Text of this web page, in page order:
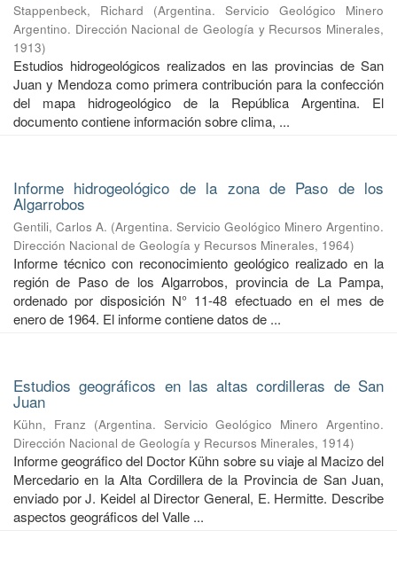
Stappenbeck, Richard (Argentina. Servicio Geológico Minero
Argentino. Dirección Nacional de Geología y Recursos Minerales,
1913)
Estudios hidrogeológicos realizados en las provincias de San
Juan y Mendoza como primera contribución para la confección
del mapa hidrogeológico de la República Argentina. El
documento contiene información sobre clima, ...
Informe hidrogeológico de la zona de Paso de los
Algarrobos
Gentili, Carlos A. (Argentina. Servicio Geológico Minero Argentino.
Dirección Nacional de Geología y Recursos Minerales, 1964)
Informe técnico con reconocimiento geológico realizado en la
región de Paso de los Algarrobos, provincia de La Pampa,
ordenado por disposición N° 11-48 efectuado en el mes de
enero de 1964. El informe contiene datos de ...
Estudios geográficos en las altas cordilleras de San
Juan
Kühn, Franz (Argentina. Servicio Geológico Minero Argentino.
Dirección Nacional de Geología y Recursos Minerales, 1914)
Informe geográfico del Doctor Kühn sobre su viaje al Macizo del
Mercedario en la Alta Cordillera de la Provincia de San Juan,
enviado por J. Keidel al Director General, E. Hermitte. Describe
aspectos geográficos del Valle ...